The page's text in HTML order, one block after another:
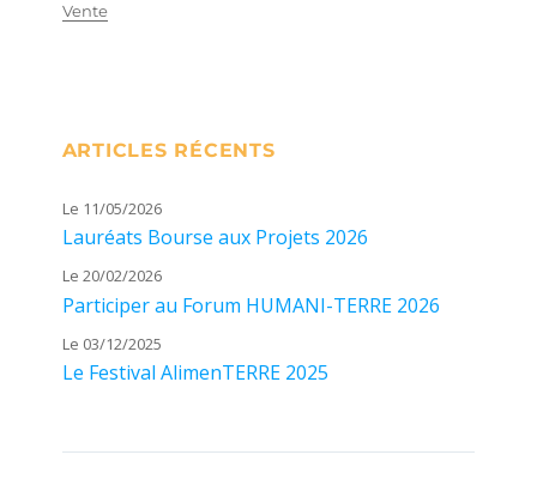
Vente
ARTICLES RÉCENTS
Le 11/05/2026
Lauréats Bourse aux Projets 2026
Le 20/02/2026
Participer au Forum HUMANI-TERRE 2026
Le 03/12/2025
Le Festival AlimenTERRE 2025